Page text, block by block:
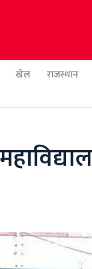
खेल राजस्थान